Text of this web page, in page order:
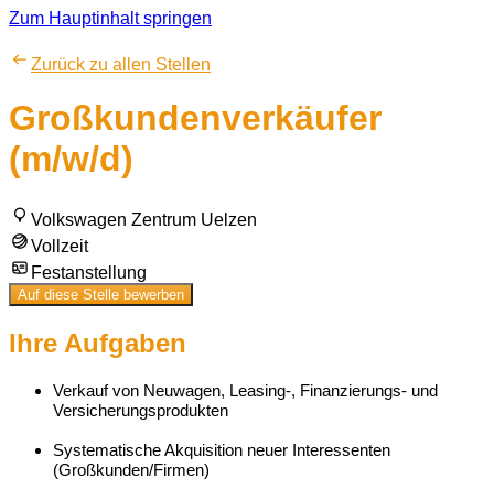
Zum Hauptinhalt springen
Zurück zu allen Stellen
Großkundenverkäufer
(m/w/d)
Volkswagen Zentrum Uelzen
Vollzeit
Festanstellung
Auf diese Stelle bewerben
Ihre Aufgaben
Verkauf von Neuwagen, Leasing-, Finanzierungs- und
Versicherungsprodukten
Systematische Akquisition neuer Interessenten
(Großkunden/Firmen)